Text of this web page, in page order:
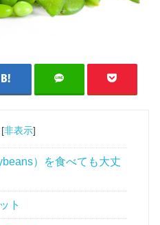
[非表示]
）を食べても大丈
ト